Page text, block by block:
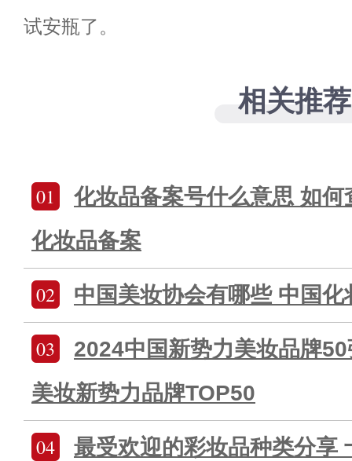
试安瓶了。
相关推荐
01
化妆品备案号什么意思 如
化妆品备案
02 中国美妆协会有哪些 中国
03
2024中国新势力美妆品牌
美妆新势力品牌TOP50
04
最受欢迎的彩妆品种类分享